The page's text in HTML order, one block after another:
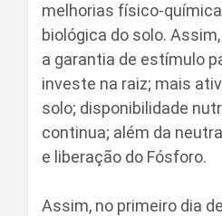
melhorias físico-
biológica do solo.
a garantia de estímulo
investe na raiz; mais
solo; disponibilidade
continua; além da
e liberação do Fósforo.
Assim, no primeiro dia